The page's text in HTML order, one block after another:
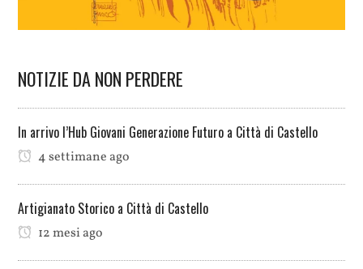
NOTIZIE DA NON PERDERE
In arrivo l’Hub Giovani Generazione Futuro a Città di Castello
4 settimane ago
Artigianato Storico a Città di Castello
12 mesi ago